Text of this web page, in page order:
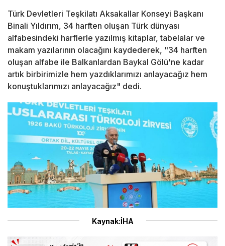
Türk Devletleri Teşkilatı Aksakallar Konseyi Başkanı
Binali Yıldırım, 34 harften oluşan Türk dünyası
alfabesindeki harflerle yazılmış kitaplar, tabelalar ve
makam yazılarının olacağını kaydederek, "34 harften
oluşan alfabe ile Balkanlardan Baykal Gölü'ne kadar
artık birbirimizle hem yazdıklarımızı anlayacağız hem
konuştuklarımızı anlayacağız" dedi.
Kaynak:İHA